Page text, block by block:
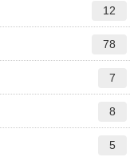
12
78
7
8
5